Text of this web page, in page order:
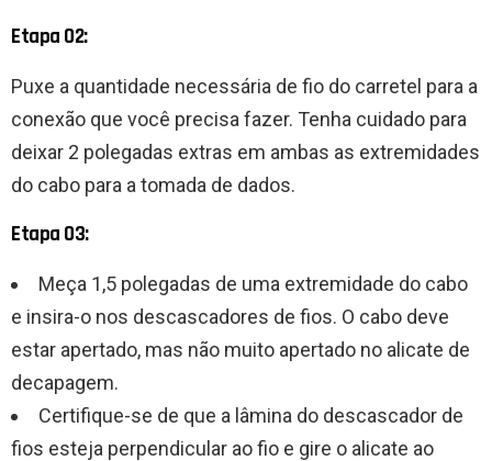
Etapa 02:
Puxe a quantidade necessária de fio do carretel para a
conexão que você precisa fazer. Tenha cuidado para
deixar 2 polegadas extras em ambas as extremidades
do cabo para a tomada de dados.
Etapa 03:
Meça 1,5 polegadas de uma extremidade do cabo
e insira-o nos descascadores de fios. O cabo deve
estar apertado, mas não muito apertado no alicate de
decapagem.
Certifique-se de que a lâmina do descascador de
fios esteja perpendicular ao fio e gire o alicate ao